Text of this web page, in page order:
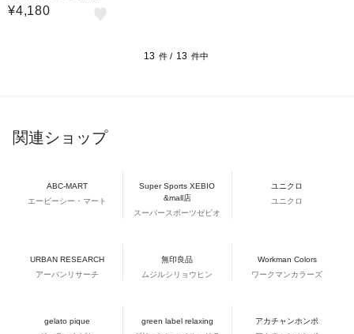
¥4,180
13 件 / 13 件中
関連ショップ
ABC-MART
エービーシー・マート
Super Sports XEBIO
&mall店
スーパースポーツゼビオ
ユニクロ
ユニクロ
URBAN RESEARCH
アーバンリサーチ
無印良品
ムジルシリョウヒン
Workman Colors
ワークマンカラーズ
gelato pique
green label relaxing
アカチャンホンポ